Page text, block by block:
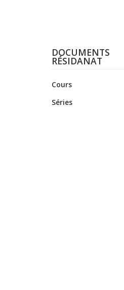
DOCUMENTS
RÉSIDANAT
Cours
Séries